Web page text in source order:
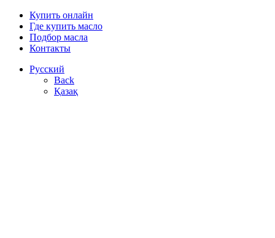
Купить онлайн
Где купить масло
Подбор масла
Контакты
Русский
Back
Қазақ